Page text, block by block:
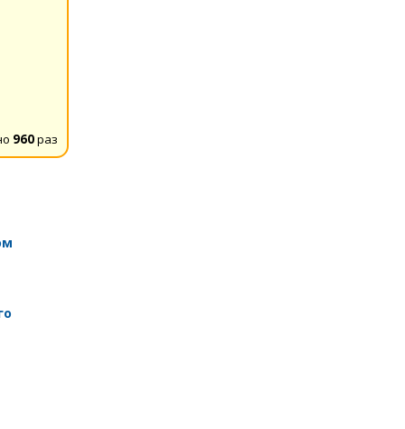
960раз